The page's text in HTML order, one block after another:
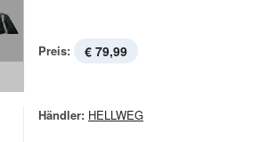
Preis: € 79,99
Händler: HELLWEG